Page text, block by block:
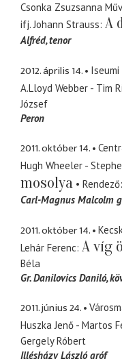
Csonka Zsuzsanna
ifj. Johann Strauss A
Alfréd tenor
2012. április 14.
A.Lloyd Webber - Tim
József
Peron
2011. október 14.
Hugh Wheeler -
mosolya
Rendező
Carl-Magnus Malcolm
2011. október 14.
Lehár Ferenc A víg
Béla
Gr. Danilovics Daniló
2011. június 24.
Huszka Jenő - Martos
Gergely Róbert
Illésházy László gróf